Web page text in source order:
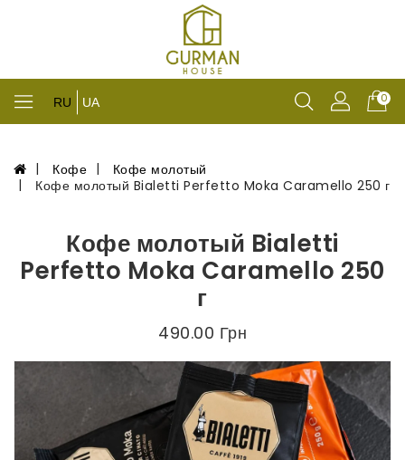
RU UA 0
Кофе
Кофе молотый
Кофе молотый Bialetti Perfetto Moka Caramello 250 г
Кофе молотый Bialetti
Perfetto Moka Caramello 250
г
490.00 Грн